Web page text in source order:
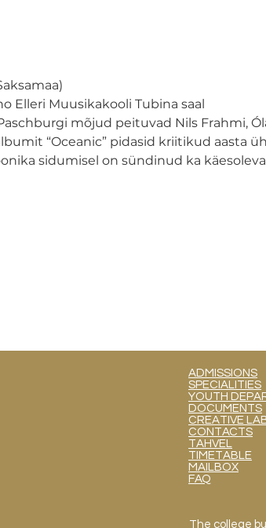
Elleri Muusikakooli Tubina saal
mõjud peituvad Nils Frahmi,
“Oceanic” pidasid kriitikud aasta
sidumisel on sündinud ka
ADMISSIONS
SPECIALITIES
YOUTH
DOCUMENTS
CREATIVE
CONTACTS
TAHVEL
TIMETABLE
MAILBOX
FAQ
The college